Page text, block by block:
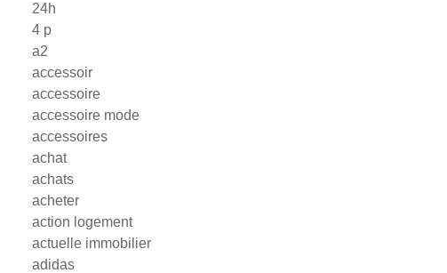
24h
4 p
a2
accessoir
accessoire
accessoire mode
accessoires
achat
achats
acheter
action logement
actuelle immobilier
adidas